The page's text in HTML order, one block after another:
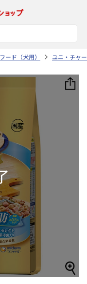
ード（犬用） ユニ・チャ